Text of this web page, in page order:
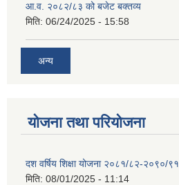
आ.व. २०८२/८३ को बजेट बक्तव्य
मिति: 06/24/2025 - 15:58
अन्य
योजना तथा परियोजना
दश वर्षिय शिक्षा योजना २०८१/८२-२०९०/९१
मिति: 08/01/2025 - 11:14